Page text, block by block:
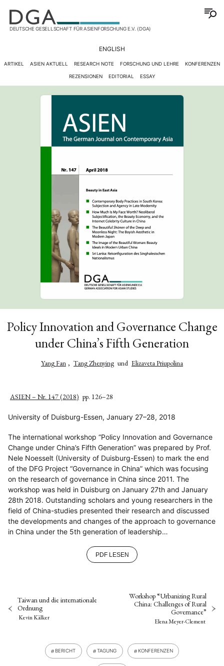
DEUTSCHE GESELLSCHAFT FÜR ASIENFORSCHUNG E.V. (DGA)
ENGLISH
ARTIKEL ASIEN AKTUELL RESEARCH NOTE FORSCHUNG UND LEHRE KONFERENZEN
REZENSIONEN EDITORIAL ESSAY
Policy Innovation and Governance Change
under China’s Fifth Generation
Yang Fan , Tang Zhenying und Elizaveta Priupolina
ASIEN – Nr. 147 (2018) pp. 126–28
University of Duisburg-Essen, January 27–28, 2018
The international workshop “Policy Innovation and Governance
Change under China’s Fifth Generation” was prepared by Prof.
Nele Noesselt (University of Duisburg-Essen) to mark the end
of the DFG Project “Governance in China” which was focusing
on the research of governance in China since 2011. The
workshop was held in Duisburg on January 27th and January
28th 2018. Outstanding scholars and young researchers in the
field of China-studies presented their research and discussed
the developments and changes of the approach to governance
in China under the 5th generation of leadership…
PDF LESEN
Taiwan und die internationale
Ordnung
Kevin Kälker
Workshop “Urbanizing Rural
China: Challenges of Rural
Governance”
Elena Meyer-Clement
BERICHT TAGUNG KONFERENZEN